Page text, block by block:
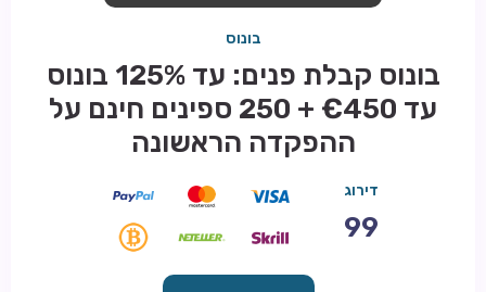
טיפים
בונוס
בונוס קבלת פנים: עד 125% בונוס
עד €450 + 250 ספינים חינם על
ההפקדה הראשונה
דירוג
99